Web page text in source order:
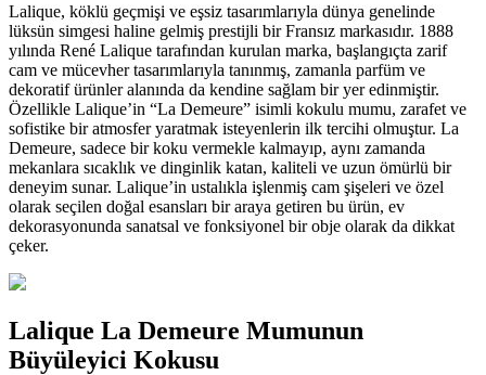
Lalique, köklü geçmişi ve eşsiz tasarımlarıyla dünya genelinde
lüksün simgesi haline gelmiş prestijli bir Fransız markasıdır. 1888
yılında René Lalique tarafından kurulan marka, başlangıçta zarif
cam ve mücevher tasarımlarıyla tanınmış, zamanla parfüm ve
dekoratif ürünler alanında da kendine sağlam bir yer edinmiştir.
Özellikle Lalique’in “La Demeure” isimli kokulu mumu, zarafet ve
sofistike bir atmosfer yaratmak isteyenlerin ilk tercihi olmuştur. La
Demeure, sadece bir koku vermekle kalmayıp, aynı zamanda
mekanlara sıcaklık ve dinginlik katan, kaliteli ve uzun ömürlü bir
deneyim sunar. Lalique’in ustalıkla işlenmiş cam şişeleri ve özel
olarak seçilen doğal esansları bir araya getiren bu ürün, ev
dekorasyonunda sanatsal ve fonksiyonel bir obje olarak da dikkat
çeker.
Lalique La Demeure Mumunun
Büyüleyici Kokusu